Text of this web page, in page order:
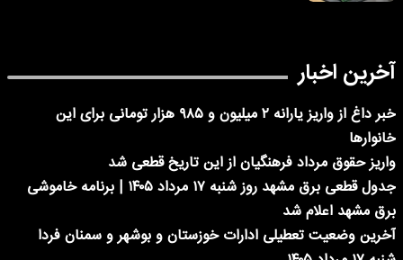
آخرین اخبار
خبر داغ از واریز یارانه ۲ میلیون و ۹۸۵ هزار تومانی برای این
خانوارها
واریز حقوق مرداد فرهنگیان از این تاریخ قطعی شد
جدول قطعی برق مشهد روز شنبه ۱۷ مرداد ۱۴۰۵ | برنامه خاموشی
برق مشهد اعلام شد
آخرین وضعیت تعطیلی ادارات خوزستان و بوشهر و سمنان فردا